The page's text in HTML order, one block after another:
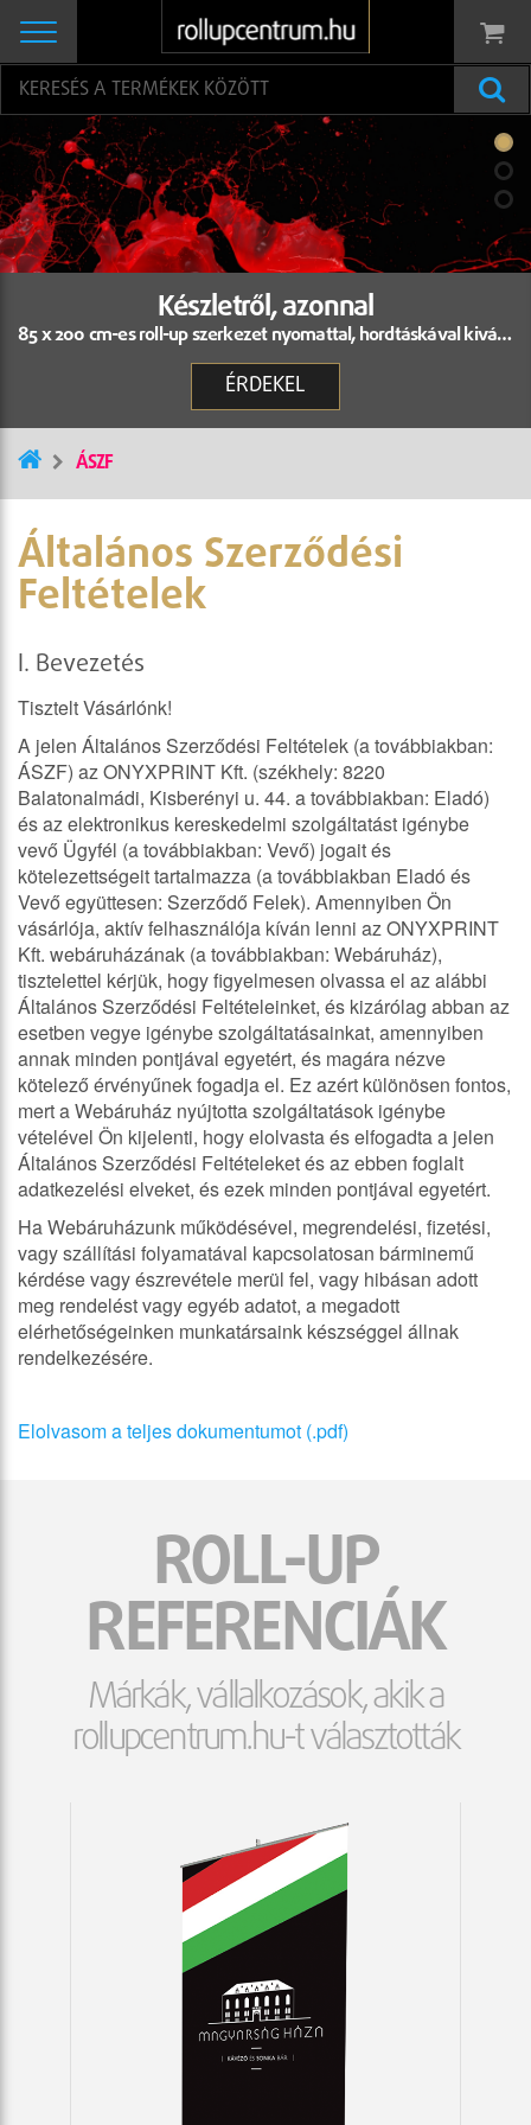
Készletről, azonnal
85 x 200 cm-es roll-up szerkezet nyomattal, hordtáskával kiváló minőségben: 23.500 Ft/db + Áfa áron.
ÉRDEKEL
ÁSZF
Általános Szerződési
Feltételek
I. Bevezetés
Tisztelt Vásárlónk!
A jelen Általános Szerződési Feltételek (a továbbiakban:
ÁSZF) az ONYXPRINT Kft. (székhely: 8220
Balatonalmádi, Kisberényi u. 44. a továbbiakban: Eladó)
és az elektronikus kereskedelmi szolgáltatást igénybe
vevő Ügyfél (a továbbiakban: Vevő) jogait és
kötelezettségeit tartalmazza (a továbbiakban Eladó és
Vevő együttesen: Szerződő Felek). Amennyiben Ön
vásárlója, aktív felhasználója kíván lenni az ONYXPRINT
Kft. webáruházának (a továbbiakban: Webáruház),
tisztelettel kérjük, hogy figyelmesen olvassa el az alábbi
Általános Szerződési Feltételeinket, és kizárólag abban az
esetben vegye igénybe szolgáltatásainkat, amennyiben
annak minden pontjával egyetért, és magára nézve
kötelező érvényűnek fogadja el. Ez azért különösen fontos,
mert a Webáruház nyújtotta szolgáltatások igénybe
vételével Ön kijelenti, hogy elolvasta és elfogadta a jelen
Általános Szerződési Feltételeket és az ebben foglalt
adatkezelési elveket, és ezek minden pontjával egyetért.
Ha Webáruházunk működésével, megrendelési, fizetési,
vagy szállítási folyamatával kapcsolatosan bárminemű
kérdése vagy észrevétele merül fel, vagy hibásan adott
meg rendelést vagy egyéb adatot, a megadott
elérhetőségeinken munkatársaink készséggel állnak
rendelkezésére.
Elolvasom a teljes dokumentumot (.pdf)
ROLL-UP
REFERENCIÁK
Márkák, vállalkozások, akik a
rollupcentrum.hu-t választották